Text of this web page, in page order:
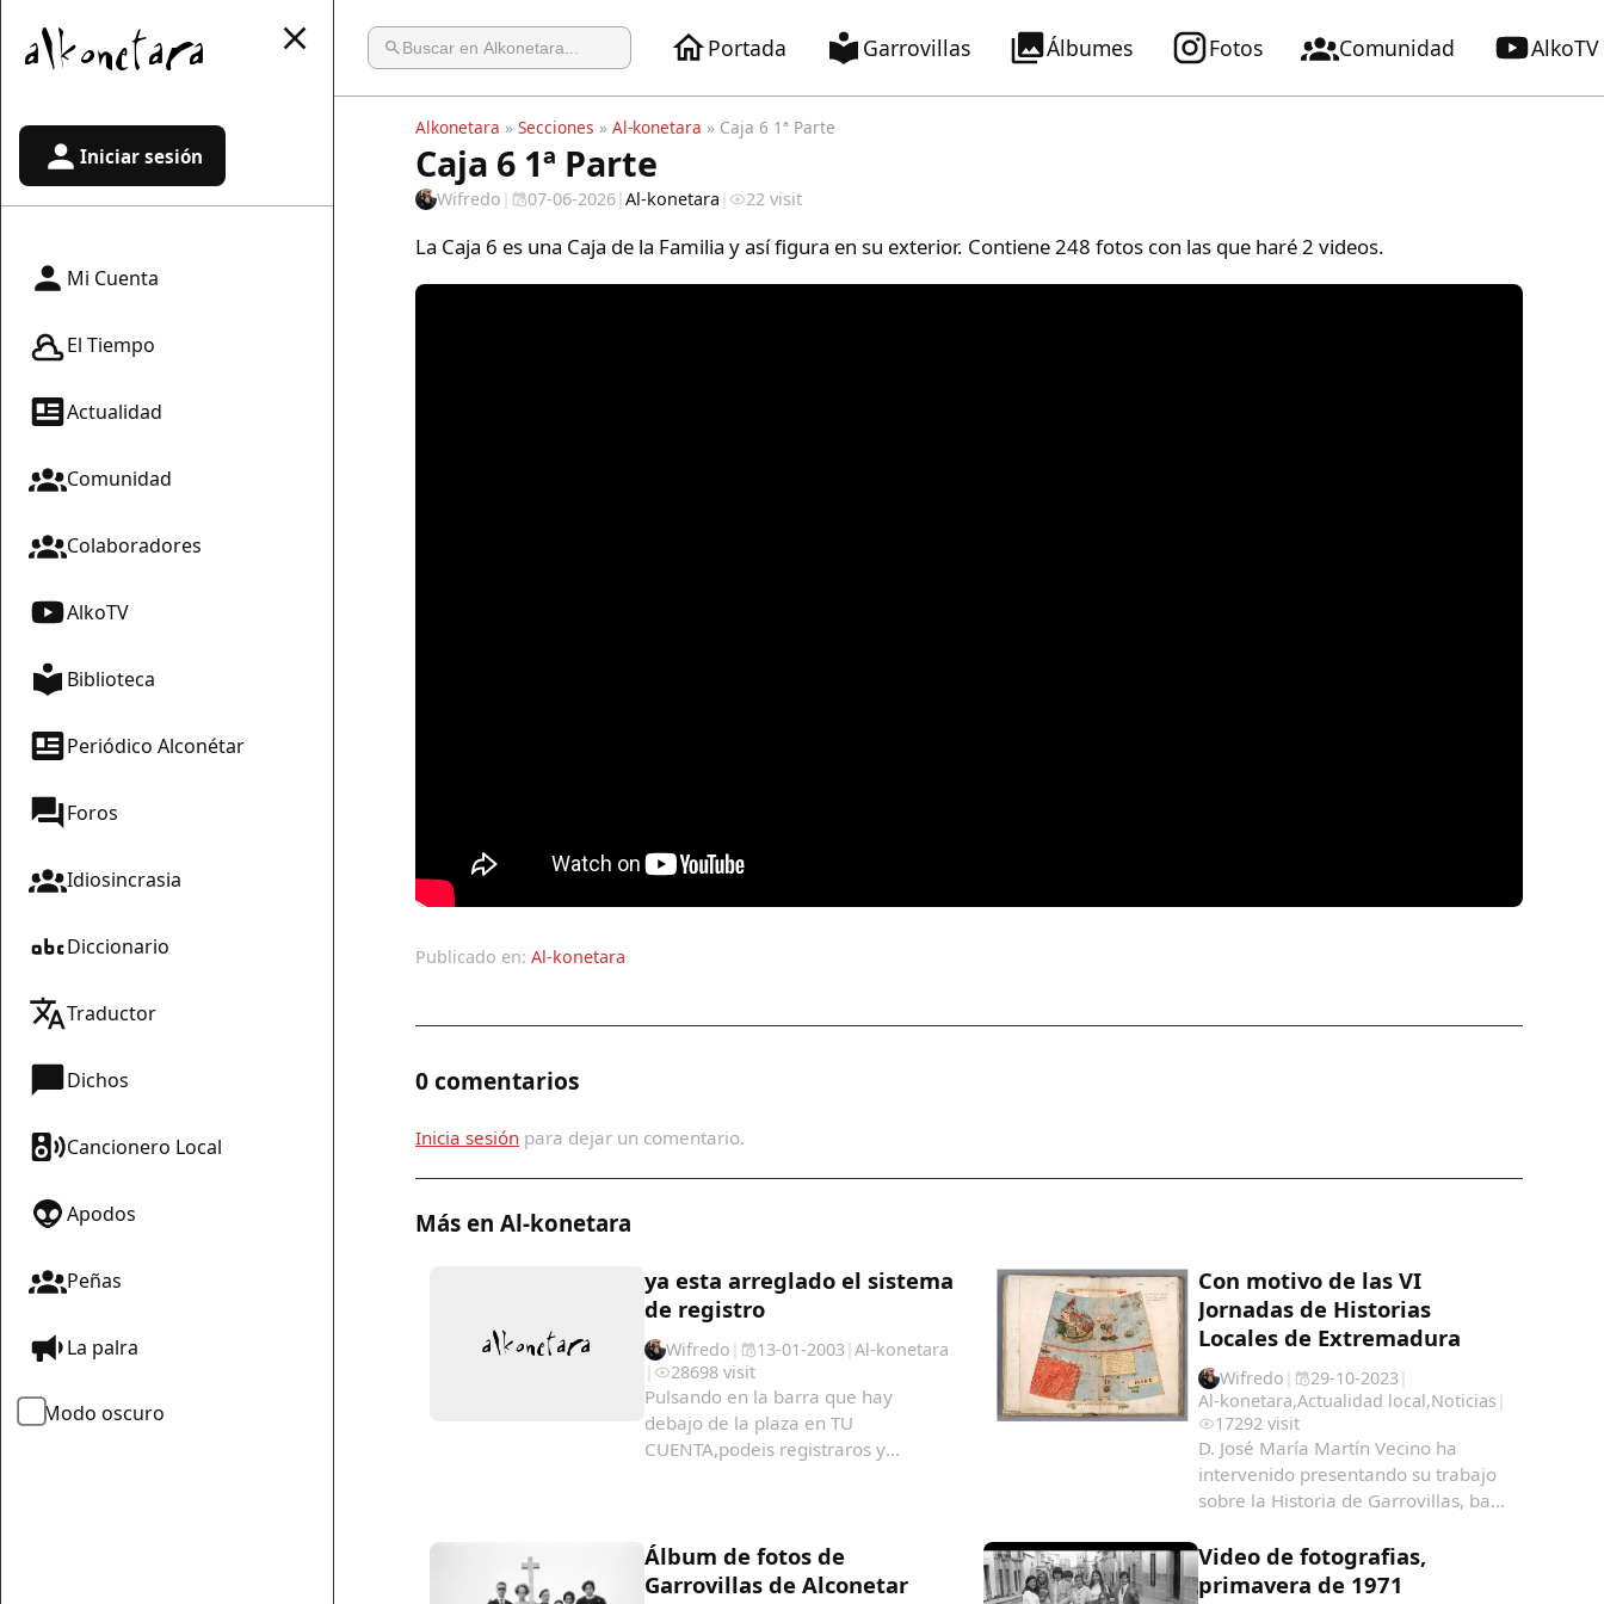
Portada Garrovillas Álbumes Fotos Comunidad AlkoTV
Iniciar sesión
Mi Cuenta
El Tiempo
Actualidad
Comunidad
Colaboradores
AlkoTV
Biblioteca
Periódico Alconétar
Foros
Idiosincrasia
Diccionario
Traductor
Dichos
Cancionero Local
Apodos
Peñas
La palra
Modo oscuro
Alkonetara » Secciones » Al-konetara » Caja 6 1ª Parte
Caja 6 1ª Parte
Wifredo | 07-06-2026| Al-konetara | 22 visit
La Caja 6 es una Caja de la Familia y así figura en su exterior. Contiene 248 fotos con las que haré 2 videos.
Publicado en: Al-konetara
0 comentarios
Inicia sesión para dejar un comentario.
Más en Al-konetara
ya esta arreglado el sistema
de registro
Wifredo | 13-01-2003| Al-konetara
|
28698 visit
Pulsando en la barra que hay
debajo de la plaza en TU
CUENTA,podeis registraros y
Con motivo de las VI
Jornadas de Historias
Locales de Extremadura
Wifredo | 29-10-2023|
Al-konetara,Actualidad local,Noticias |
17292 visit
D. José María Martín Vecino ha
intervenido presentando su trabajo
sobre la Historia de Garrovillas, bajo
Filipinas, una aproximación
cartográfica" Garrovillanos-en-
Álbum de fotos de
Garrovillas de Alconetar
Video de fotografias,
primavera de 1971